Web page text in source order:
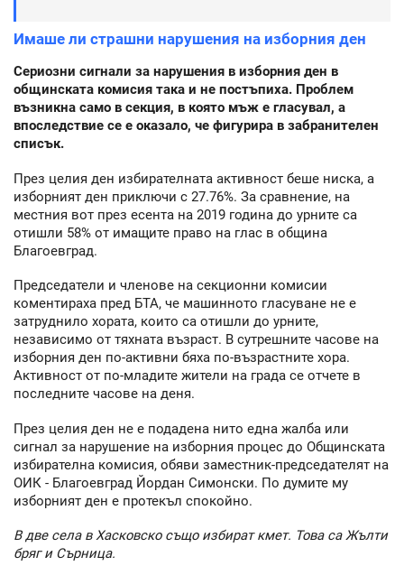
Имаше ли страшни нарушения на изборния ден
Сериозни сигнали за нарушения в изборния ден в
общинската комисия така и не постъпиха. Проблем
възникна само в секция, в която мъж е гласувал, а
впоследствие се е оказало, че фигурира в забранителен
списък.
През целия ден избирателната активност беше ниска, а
изборният ден приключи с 27.76%. За сравнение, на
местния вот през есента на 2019 година до урните са
отишли 58% от имащите право на глас в община
Благоевград.
Председатели и членове на секционни комисии
коментираха пред БТА, че машинното гласуване не е
затруднило хората, които са отишли до урните,
независимо от тяхната възраст. В сутрешните часове на
изборния ден по-активни бяха по-възрастните хора.
Активност от по-младите жители на града се отчете в
последните часове на деня.
През целия ден не е подадена нито една жалба или
сигнал за нарушение на изборния процес до Общинската
избирателна комисия, обяви заместник-председателят на
ОИК - Благоевград Йордан Симонски. По думите му
изборният ден е протекъл спокойно.
В две села в Хасковско също избират кмет. Това са Жълти
бряг и Сърница.